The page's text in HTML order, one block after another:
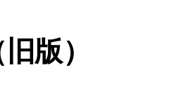
版）